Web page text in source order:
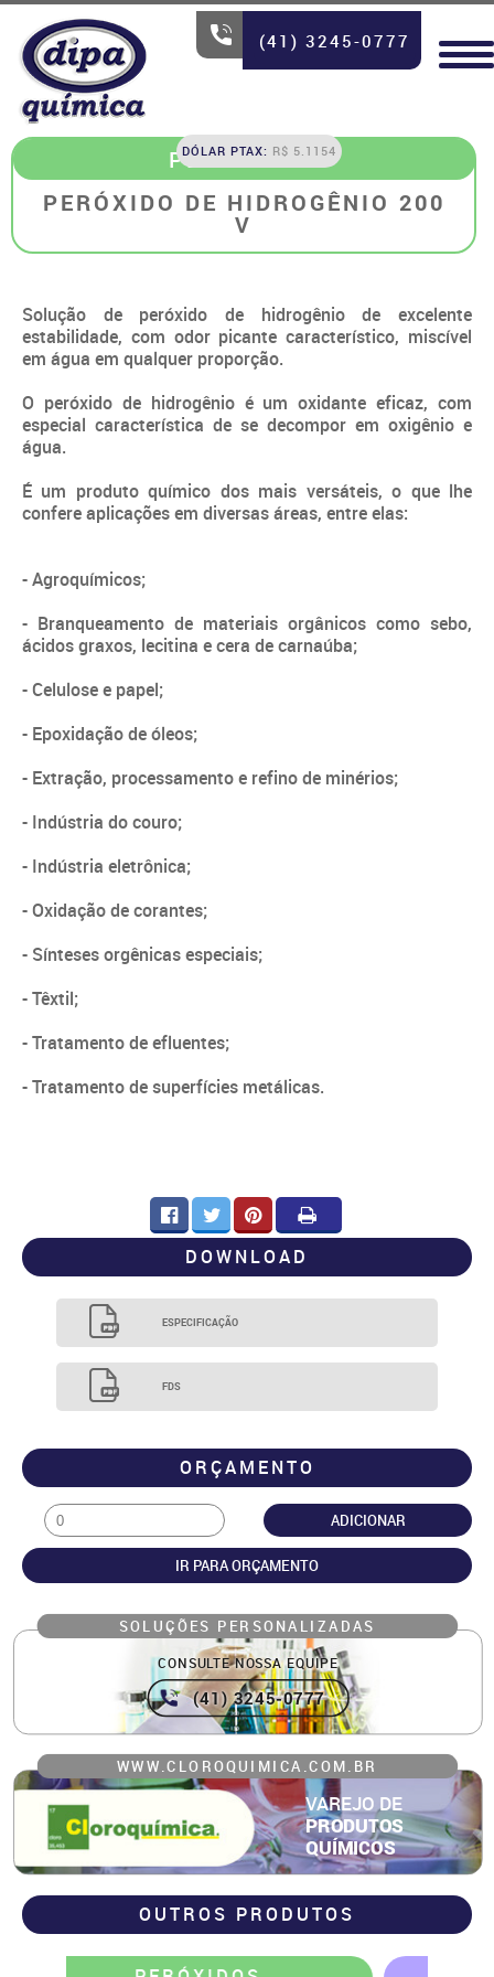
DÓLAR PTAX: R$ 5.1154
(41) 3245-0777
PERÓXIDOS
PERÓXIDO DE HIDROGÊNIO 200
V
Solução de peróxido de hidrogênio de excelente
estabilidade, com odor picante característico, miscível
em água em qualquer proporção.
O peróxido de hidrogênio é um oxidante eficaz, com
especial característica de se decompor em oxigênio e
água.
É um produto químico dos mais versáteis, o que lhe
confere aplicações em diversas áreas, entre elas:
- Agroquímicos;
- Branqueamento de materiais orgânicos como sebo,
ácidos graxos, lecitina e cera de carnaúba;
- Celulose e papel;
- Epoxidação de óleos;
- Extração, processamento e refino de minérios;
- Indústria do couro;
- Indústria eletrônica;
- Oxidação de corantes;
- Sínteses orgênicas especiais;
- Têxtil;
- Tratamento de efluentes;
- Tratamento de superfícies metálicas.
DOWNLOAD
ESPECIFICAÇÃO
FDS
ORÇAMENTO
ADICIONAR
IR PARA ORÇAMENTO
SOLUÇÕES PERSONALIZADAS
CONSULTE NOSSA EQUIPE
(41) 3245-0777
WWW.CLOROQUIMICA.COM.BR
VAREJO DE
PRODUTOS
QUÍMICOS
OUTROS PRODUTOS